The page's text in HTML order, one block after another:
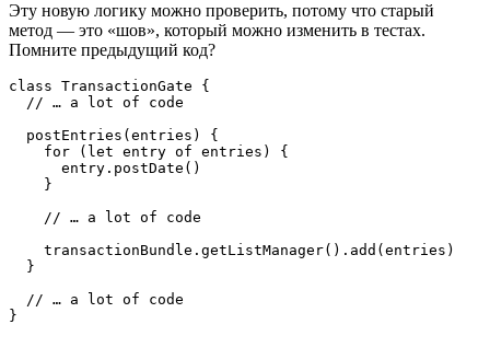
Эту новую логику можно проверить, потому что старый
метод — это «шов», который можно изменить в тестах.
Помните предыдущий код?
class TransactionGate {
// … a lot of code
postEntries(entries) {
for (let entry of entries) {
entry.postDate()
}
// … a lot of code
transactionBundle.getListManager().add(entries)
}
// … a lot of code
}